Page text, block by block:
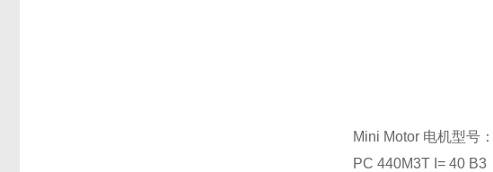
Mini Motor 电机型号：
PC 440M3T I= 40 B3